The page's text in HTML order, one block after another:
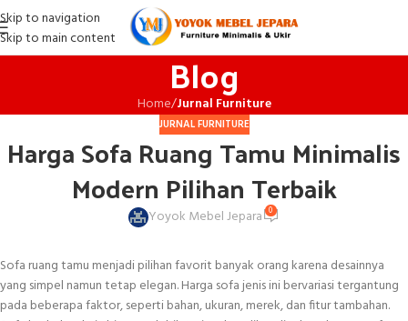
Skip to navigation
Skip to main content
Blog
Home/Jurnal Furniture
JURNAL FURNITURE
Harga Sofa Ruang Tamu Minimalis
Modern Pilihan Terbaik
Yoyok Mebel Jepara 0
Sofa ruang tamu menjadi pilihan favorit banyak orang karena desainnya
yang simpel namun tetap elegan. Harga sofa jenis ini bervariasi tergantung
pada beberapa faktor, seperti bahan, ukuran, merek, dan fitur tambahan.